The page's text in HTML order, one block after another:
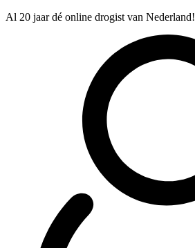
Al 20 jaar dé online drogist van Nederland!